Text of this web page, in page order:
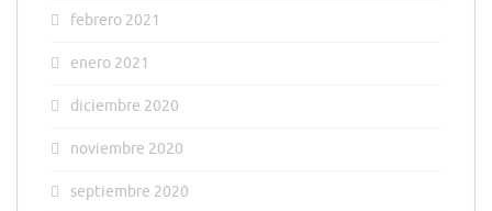
febrero 2021
enero 2021
diciembre 2020
noviembre 2020
septiembre 2020